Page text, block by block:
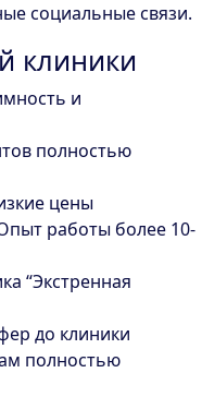
социальные связи.
клиники
и
полностью
цены
работы более 10-
“Экстренная
до клиники
полностью